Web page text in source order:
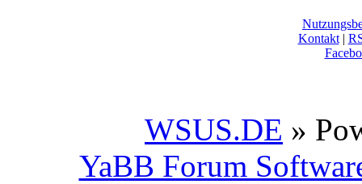
Kontakt|
WSUS.DE »
YaBB Forum